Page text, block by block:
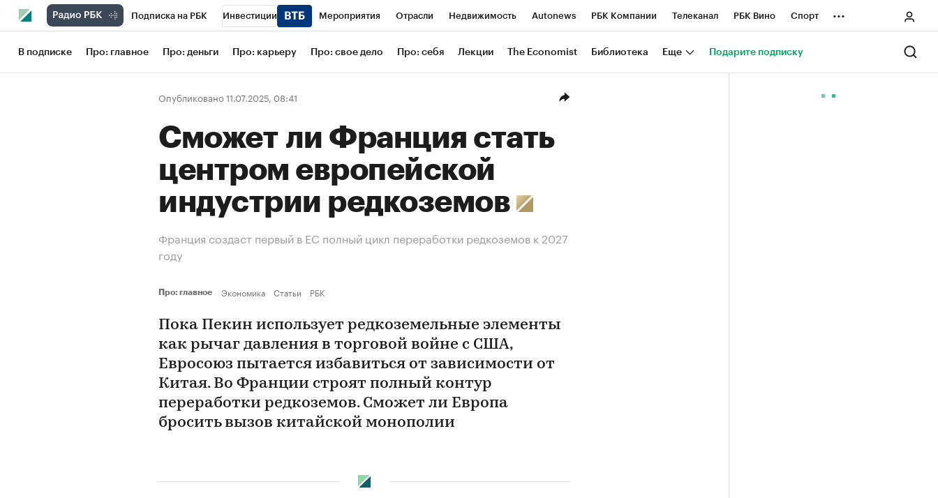
Подписка на РБК Инвестиции Мероприятия Отрасли Недвижимость Autonews РБК Компании Телеканал РБК Вино Спорт
Школа управления РБК РБК Образование РБК Life Тренды Визионеры Национальные проекты Город
Рынок наличной валюты
...
В подписке Про: главное Про: деньги Про: карьеру Про: свое дело Про: себя Лекции The Economist Библиотека Еще Подарите подписку
Опубликовано 11.07.2025, 08:41
Сможет ли Франция стать
центром европейской
индустрии редкоземов
Франция создаст первый в ЕС полный цикл переработки редкоземов к 2027
году
Про: главное Экономика Статьи РБК
Пока Пекин использует редкоземельные элементы
как рычаг давления в торговой войне с США,
Евросоюз пытается избавиться от зависимости от
Китая. Во Франции строят полный контур
переработки редкоземов. Сможет ли Европа
бросить вызов китайской монополии